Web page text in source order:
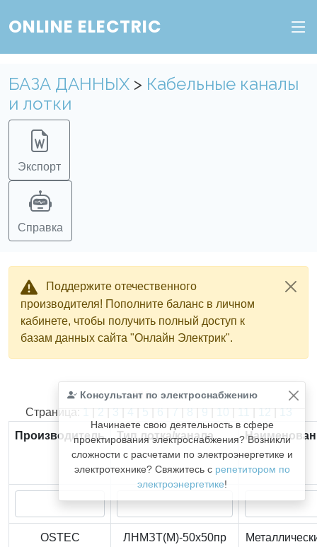
ONLINE ELECTRIC
БАЗА ДАННЫХ > Кабельные каналы
и лотки
Экспорт
Справка
Поддержите отечественного
производителя! Пополните баланс в личном
кабинете, чтобы получить полный доступ к
базам данных сайта "Онлайн Электрик".
Консультант по электроснабжению
Начинаете свою деятельность в сфере
проектирования электроснабжения? Возникли
сложности с расчетами по электроэнергетике и
электротехнике? Свяжитесь с репетитором по
электроэнергетике!
Найдено366из366записей.
Страница: 1 | 2 | 3 | 4 | 5 | 6 | 7 | 8 | 9 | 10 | 11 | 12 | 13
Производитель
Тип лотка/канала
OSTEC ЛНМЗТ(М)-50x50пр